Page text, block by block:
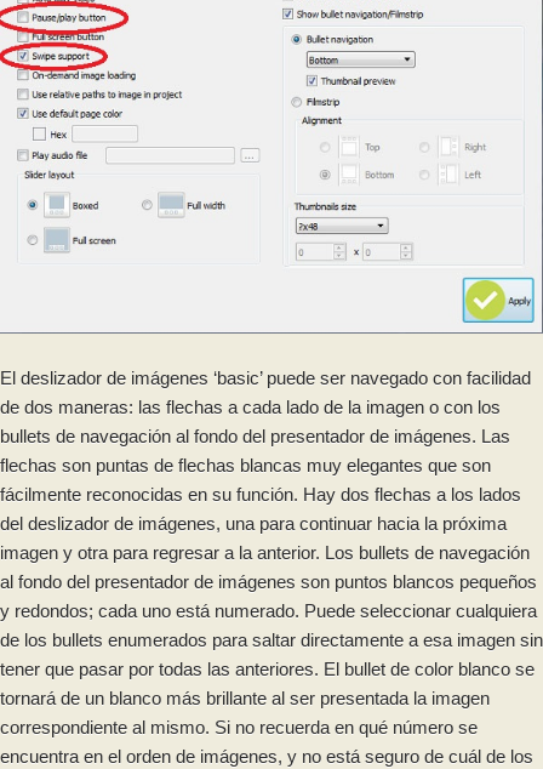
El deslizador de imágenes ‘basic’ puede ser navegado con facilidad
de dos maneras: las flechas a cada lado de la imagen o con los
bullets de navegación al fondo del presentador de imágenes. Las
flechas son puntas de flechas blancas muy elegantes que son
fácilmente reconocidas en su función. Hay dos flechas a los lados
del deslizador de imágenes, una para continuar hacia la próxima
imagen y otra para regresar a la anterior. Los bullets de navegación
al fondo del presentador de imágenes son puntos blancos pequeños
y redondos; cada uno está numerado. Puede seleccionar cualquiera
de los bullets enumerados para saltar directamente a esa imagen sin
tener que pasar por todas las anteriores. El bullet de color blanco se
tornará de un blanco más brillante al ser presentada la imagen
correspondiente al mismo. Si no recuerda en qué número se
encuentra en el orden de imágenes, y no está seguro de cuál de los